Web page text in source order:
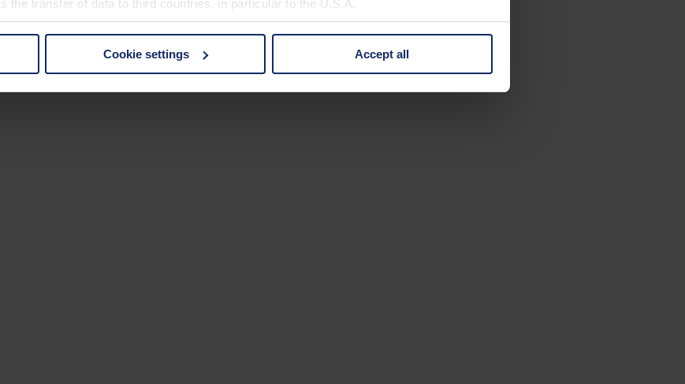
the transfer of data to third countries, in particular to the U.S.A.
essential cookies by clicking on the "Accept all" button or change your mind by clicking
Cookie settings Accept all
o el sitio web completo